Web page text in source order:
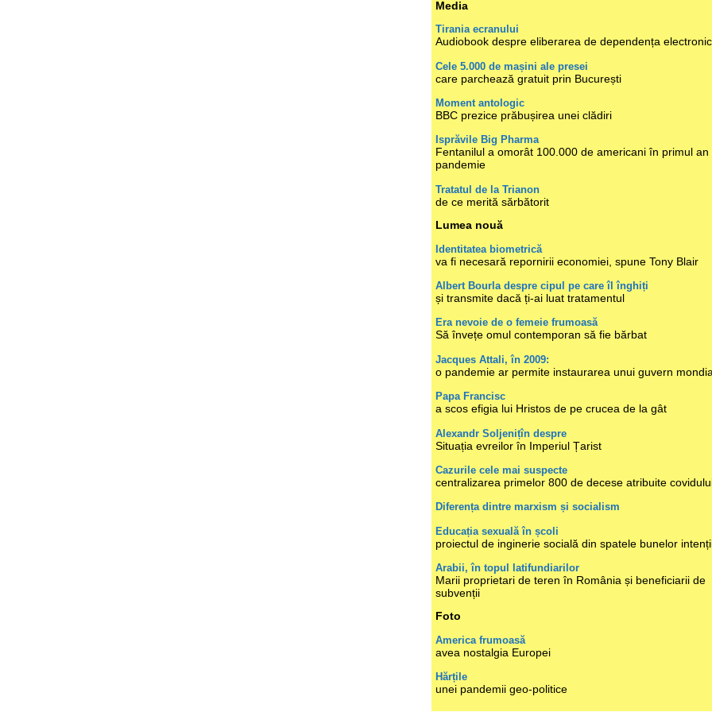
Media
Tirania ecranului
Audiobook despre eliberarea de dependența
Cele 5.000 de mașini ale presei
care parchează gratuit prin București
Moment antologic
BBC prezice prăbușirea unei clădiri
Isprăvile Big Pharma
Fentanilul a omorât 100.000 de americani în primul an
pandemie
Tratatul de la Trianon
de ce merită sărbătorit
Lumea nouă
Identitatea biometrică
va fi necesară repornirii economiei, spune Tony Blair
Albert Bourla despre cipul pe care îl înghiți
și transmite dacă ți-ai luat tratamentul
Era nevoie de o femeie frumoasă
Să învețe omul contemporan să fie bărbat
Jacques Attali, în 2009:
o pandemie ar permite instaurarea unui guvern
Papa Francisc
a scos efigia lui Hristos de pe crucea de la gât
Alexandr Soljenițîn despre
Situația evreilor în Imperiul Țarist
Cazurile cele mai suspecte
centralizarea primelor 800 de decese atribuite
Diferența dintre marxism și socialism
Educația sexuală în școli
proiectul de inginerie socială din spatele bunelor
Arabii, în topul latifundiarilor
Marii proprietari de teren în România și beneficiarii de
subvenții
Foto
America frumoasă
avea nostalgia Europei
Hărțile
unei pandemii geo-politice